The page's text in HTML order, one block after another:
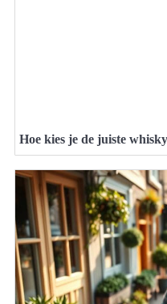
Hoe kies je de juiste